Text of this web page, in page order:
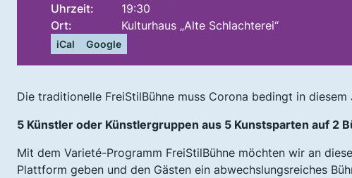
Uhrzeit:
19:30
Ort:
Kulturhaus „Alte Schlachterei“
iCal Google
Die traditionelle FreiStilBühne muss Corona bedingt in diesem
5 Künstler oder Künstlergruppen aus 5 Kunstsparten auf 2
Mit dem Varieté-Programm FreiStilBühne möchten wir an
Plattform geben und den Gästen ein abwechslungsreiches